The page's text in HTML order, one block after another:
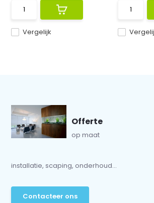
Vergelijk
Offerte
op maat
installatie, scaping, onderhoud...
Contacteer ons